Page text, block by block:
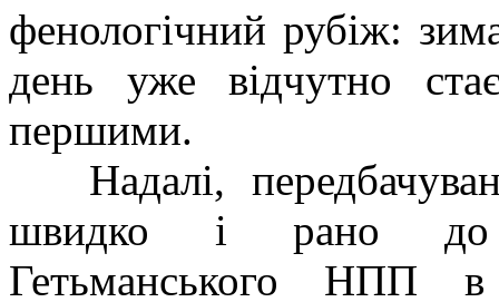
фенологічний рубіж:
день уже відчутно
першими.
Надалі,
швидко і рано до
Гетьманського НПП